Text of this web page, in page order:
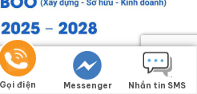
7 Đến Cần Giờ
Gọi điện Messenger Nhắn tin SMS